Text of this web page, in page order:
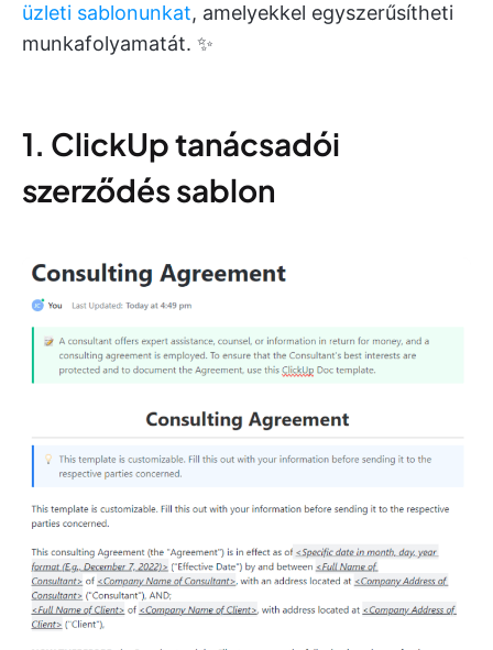
üzleti sablonunkat, amelyekkel egyszerűsítheti
munkafolyamatát. ✨
1. ClickUp tanácsadói
szerződés sablon